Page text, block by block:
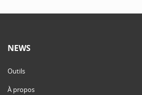
NEWS
Outils
À propos